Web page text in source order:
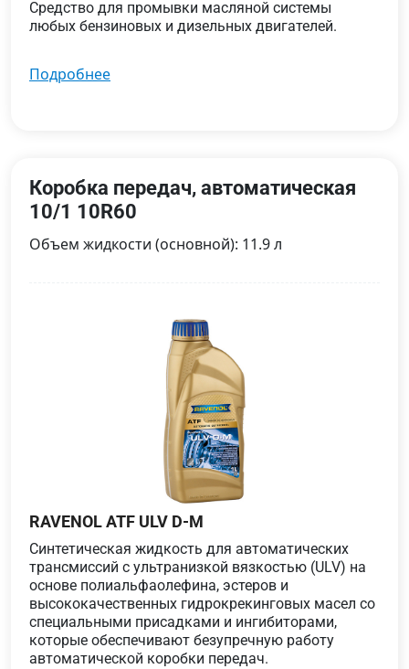
Средство для промывки масляной системы
любых бензиновых и дизельных двигателей.
подробнее
Коробка передач, автоматическая
10/1 10R60
Объем жидкости (основной): 11.9 л
RAVENOL ATF ULV D-M
Синтетическая жидкость для автоматических
трансмиссий с ультранизкой вязкостью (ULV) на
основе полиальфаолефина, эстеров и
высококачественных гидрокрекинговых масел со
специальными присадками и ингибиторами,
которые обеспечивают безупречную работу
автоматической коробки передач.